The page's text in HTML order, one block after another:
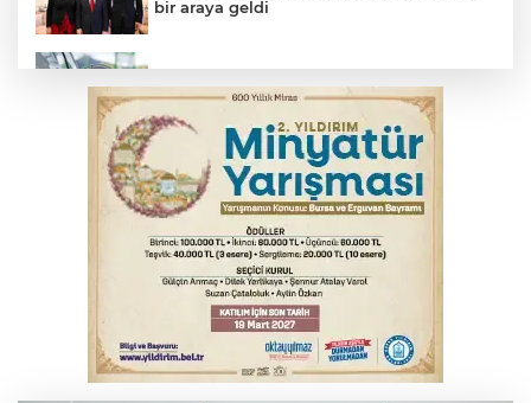
bir araya geldi
yansıyacak mı?
YENİ Parti Genel Başkanı Özel'den
Çerçeve Yasa yorumu
Serbest piyasada döviz fiyatları
Serbest piyasada altın fiyatları...